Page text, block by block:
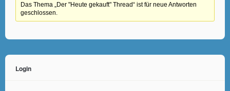
Das Thema „Der "Heute gekauft" Thread“ ist für neue Antworten
geschlossen.
Login